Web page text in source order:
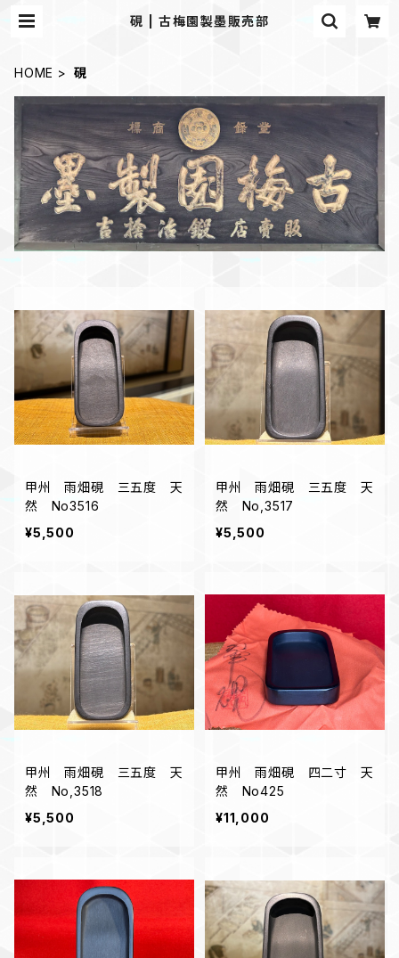
硯 | 古梅園製墨販売部
HOME 硯
甲州 雨畑硯 三五度 天
然 No3516
¥5,500
甲州 雨畑硯 三五度 天
然 No,3517
¥5,500
甲州 雨畑硯 三五度 天
然 No,3518
¥5,500
甲州 雨畑硯 四二寸 天
然 No425
¥11,000